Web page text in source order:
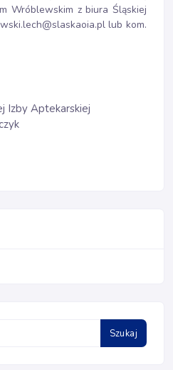
Wróblewskim z biura Śląskiej
lub kom.
Izby Aptekarskiej
Szukaj